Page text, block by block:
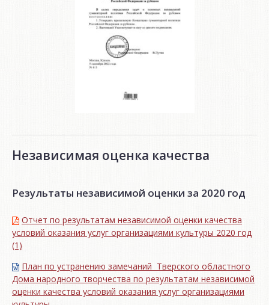
Независимая оценка качества
Результаты независимой оценки за 2020 год
Отчет по результатам независимой оценки качества
условий оказания услуг организациями культуры 2020 год
(1)
План по устранению замечаний Тверского областного
Дома народного творчества по результатам независимой
оценки качества условий оказания услуг организациями